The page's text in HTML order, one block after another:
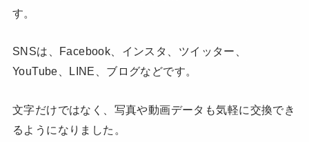
す。
SNSは、Facebook、インスタ、ツイッター、
YouTube、LINE、ブログなどです。
文字だけではなく、写真や動画データも気軽に交換でき
るようになりました。